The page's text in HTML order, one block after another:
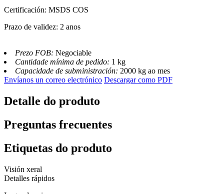
Certificación: MSDS COS
Prazo de validez: 2 anos
Prezo FOB: Negociable
Cantidade mínima de pedido: 1 kg
Capacidade de subministración: 2000 kg ao mes
Envíanos un correo electrónico Descargar como PDF
Detalle do produto
Preguntas frecuentes
Etiquetas do produto
Visión xeral
Detalles rápidos